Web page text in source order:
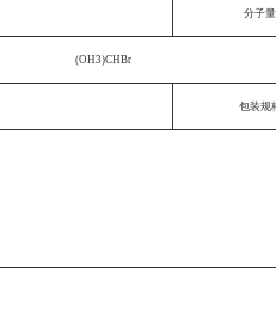
分子量
(OH3)CHBr
包装规